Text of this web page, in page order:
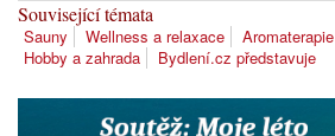
Související témata
Sauny Wellness a relaxace Aromaterapie
Hobby a zahrada
Bydlení.cz představuje